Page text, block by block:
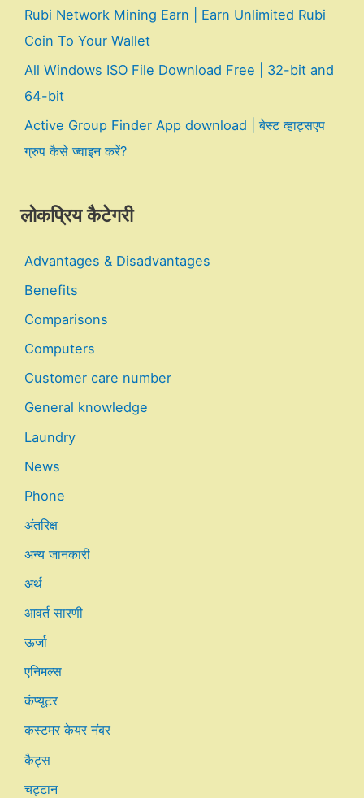
Rubi Network Mining Earn | Earn Unlimited Rubi
Coin To Your Wallet
All Windows ISO File Download Free | 32-bit and
64-bit
Active Group Finder App download | बेस्ट व्हाट्सएप
ग्रुप कैसे ज्वाइन करें?
लोकप्रिय कैटेगरी
Advantages & Disadvantages
Benefits
Comparisons
Computers
Customer care number
General knowledge
Laundry
News
Phone
अंतरिक्ष
अन्य जानकारी
अर्थ
आवर्त सारणी
ऊर्जा
एनिमल्स
कंप्यूटर
कस्टमर केयर नंबर
कैट्स
चट्टान